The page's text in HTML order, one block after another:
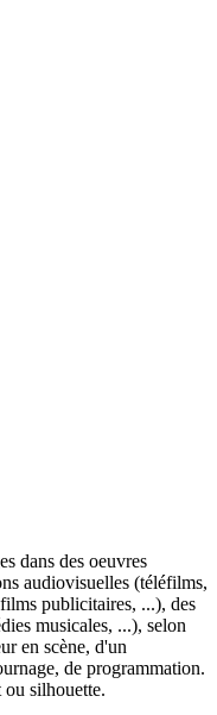
dans des oeuvres
audiovisuelles (téléfilms,
publicitaires, ...), des
musicales, ...), selon
en scène, d'un
de programmation.
silhouette.